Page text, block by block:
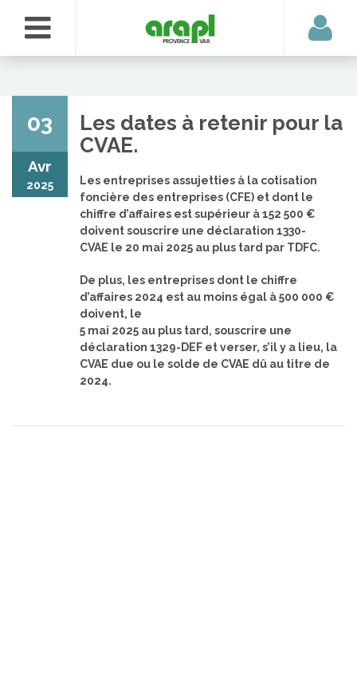
03
Avr
2025
Les dates à retenir pour la
CVAE.
Les entreprises assujetties à la cotisation
foncière des entreprises (CFE) et dont le
chiffre d’affaires est supérieur à 152 500 €
doivent souscrire une déclaration 1330-
CVAE le 20 mai 2025 au plus tard par TDFC.
De plus, les entreprises dont le chiffre
d’affaires 2024 est au moins égal à 500 000 €
doivent, le
5 mai 2025 au plus tard, souscrire une
déclaration 1329-DEF et verser, s’il y a lieu, la
CVAE due ou le solde de CVAE dû au titre de
2024.